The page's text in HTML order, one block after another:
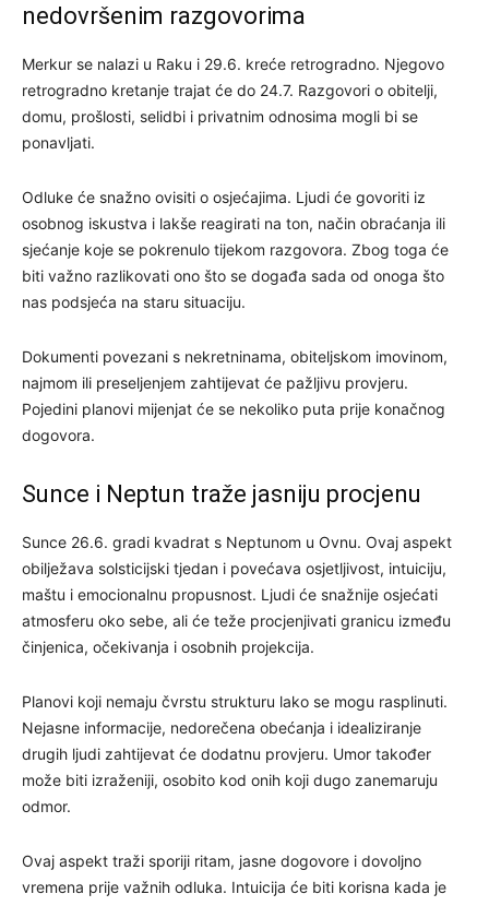
nedovršenim razgovorima
Merkur se nalazi u Raku i 29.6. kreće retrogradno. Njegovo
retrogradno kretanje trajat će do 24.7. Razgovori o obitelji,
domu, prošlosti, selidbi i privatnim odnosima mogli bi se
ponavljati.
Odluke će snažno ovisiti o osjećajima. Ljudi će govoriti iz
osobnog iskustva i lakše reagirati na ton, način obraćanja ili
sjećanje koje se pokrenulo tijekom razgovora. Zbog toga će
biti važno razlikovati ono što se događa sada od onoga što
nas podsjeća na staru situaciju.
Dokumenti povezani s nekretninama, obiteljskom imovinom,
najmom ili preseljenjem zahtijevat će pažljivu provjeru.
Pojedini planovi mijenjat će se nekoliko puta prije konačnog
dogovora.
Sunce i Neptun traže jasniju procjenu
Sunce 26.6. gradi kvadrat s Neptunom u Ovnu. Ovaj aspekt
obilježava solsticijski tjedan i povećava osjetljivost, intuiciju,
maštu i emocionalnu propusnost. Ljudi će snažnije osjećati
atmosferu oko sebe, ali će teže procjenjivati granicu između
činjenica, očekivanja i osobnih projekcija.
Planovi koji nemaju čvrstu strukturu lako se mogu rasplinuti.
Nejasne informacije, nedorečena obećanja i idealiziranje
drugih ljudi zahtijevat će dodatnu provjeru. Umor također
može biti izraženiji, osobito kod onih koji dugo zanemaruju
odmor.
Ovaj aspekt traži sporiji ritam, jasne dogovore i dovoljno
vremena prije važnih odluka. Intuicija će biti korisna kada je